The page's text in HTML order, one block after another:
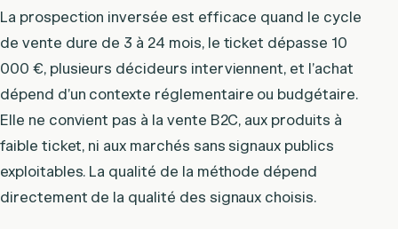
La prospection inversée est efficace quand le cycle
de vente dure de 3 à 24 mois, le ticket dépasse 10
000 €, plusieurs décideurs interviennent, et l’achat
dépend d’un contexte réglementaire ou budgétaire.
Elle ne convient pas à la vente B2C, aux produits à
faible ticket, ni aux marchés sans signaux publics
exploitables. La qualité de la méthode dépend
directement de la qualité des signaux choisis.